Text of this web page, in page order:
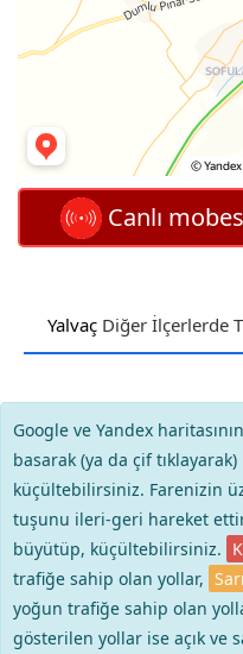
Canlı
Yalvaç Diğer İlçerlerde
Google ve Yandex
basarak (ya da çif
küçültebilirsiniz. Farenizin
tuşunu ileri-geri hareket
büyütüp, küçültebilirsiniz.
trafiğe sahip olan yollar, Sarı
yoğun trafiğe sahip olan
gösterilen yollar ise açık ve